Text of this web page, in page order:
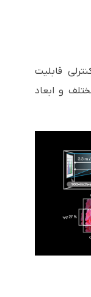
قابلیت
و ابعاد